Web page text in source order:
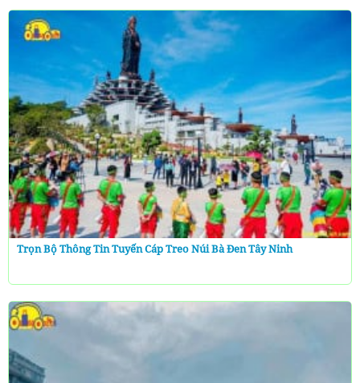
Trọn Bộ Thông Tin Tuyến Cáp Treo Núi Bà Đen Tây Ninh